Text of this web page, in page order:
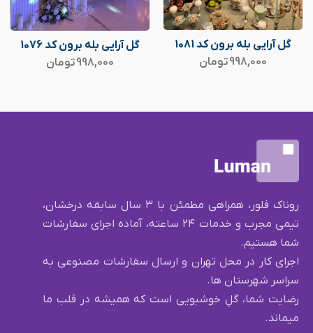
گل آرایی بله برون کد 1081
998,000تومان
گل آرایی بله برون کد 1076
998,000تومان
روناک فلور، همراهی مطمئن با ۳ سال سابقه درخشان،
تیمی مجرب و خدمات ۲۴ ساعته، آماده اجرای سفارشات
شما هستیم.
اجرای کار در محل تهران و ارسال سفارشات مصنوعی به
سراسر شهرستان ها.
رضایت شما، گلِ خوشبویی است که همیشه در قلب ما
میماند.